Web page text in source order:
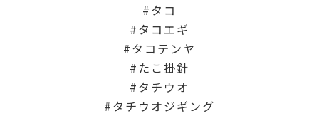
タコ
タコエギ
タコテンヤ
たこ掛針
タチウオ
タチウオジギング